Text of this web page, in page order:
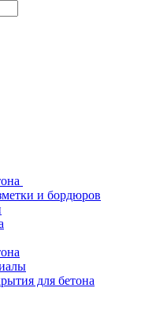
и бордюров
для бетона